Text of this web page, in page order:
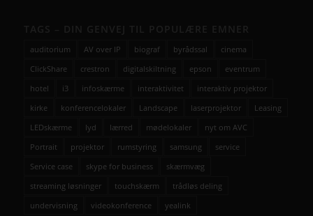
auditorium AV over IP biograf byrådssal
cinema
ClickShare
crestron digitalskiltning epson
eventrum
hotel
i3 infoskærme interaktivitet
interaktiv projektor
kirke
konferencelokaler Landscape laserprojektor
Leasing
LEDskærme
lyd lærred mødelokaler
nyt om AVC
Portrait
projektor rumstyring samsung
service
Service case
skype for business
skærmvæg
streaming løsninger
touchskærm
trådløs deling
undervisning
videokonference yealink